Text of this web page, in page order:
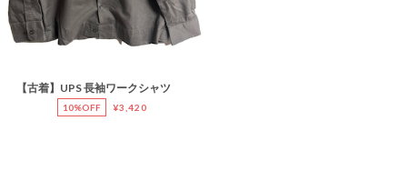
【古着】UPS 長袖ワークシャツ
10%OFF ¥3,420